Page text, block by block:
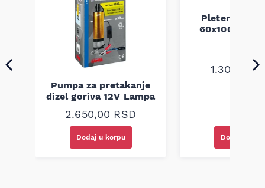
Pumpa za pretakanje
dizel goriva 12V Lampa
2.650,00 RSD
Dodaj u korpu
Pletenica
60x100
1.300,00
Dodaj u